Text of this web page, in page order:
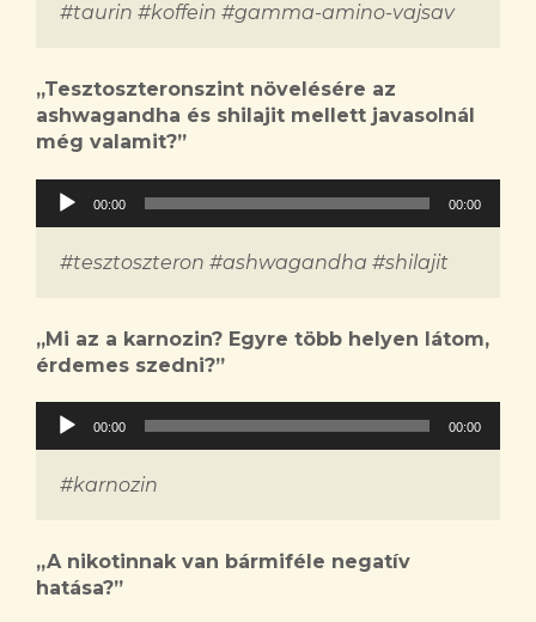
#taurin #koffein #gamma-amino-vajsav
„Tesztoszteronszint növelésére az
ashwagandha és shilajit mellett javasolnál
még valamit?”
Audió
lejátszó
00:00 00:00
#tesztoszteron #ashwagandha #shilajit
„Mi az a karnozin? Egyre több helyen látom,
érdemes szedni?”
Audió
lejátszó
00:00 00:00
#karnozin
„A nikotinnak van bármiféle negatív
hatása?”